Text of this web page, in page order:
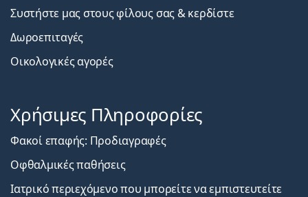
Συστήστε μας στους φίλους σας & κερδίστε
Δωροεπιταγές
Οικολογικές αγορές
Χρήσιμες Πληροφορίες
Φακοί επαφής: Προδιαγραφές
Οφθαλμικές παθήσεις
Ιατρικό περιεχόμενο που μπορείτε να εμπιστευτείτε